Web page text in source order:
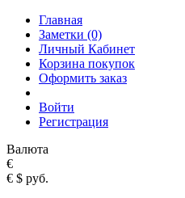
Главная
Заметки (0)
Личный Кабинет
Корзина покупок
Оформить заказ
Войти
Регистрация
Валюта
€
€ $ руб.